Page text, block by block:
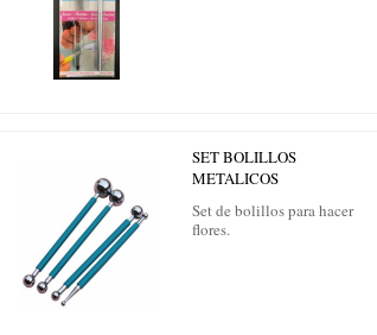
SET BOLILLOS
METALICOS
Set de bolillos para hacer
flores.